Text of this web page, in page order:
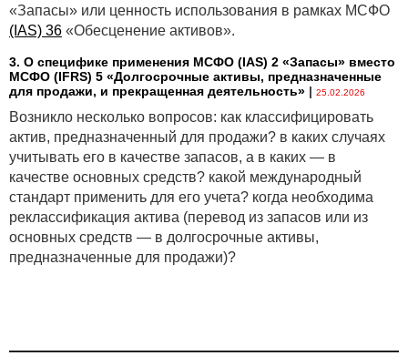
«Запасы» или ценность использования в рамках МСФО
(IAS) 36 «Обесценение активов».
3. О специфике применения МСФО (IАS) 2 «Запасы» вместо
МСФО (IFRS) 5 «Долгосрочные активы, предназначенные
для продажи, и прекращенная деятельность» | 25.02.2026
Возникло несколько вопросов: как классифицировать
актив, предназначенный для продажи? в каких случаях
учитывать его в качестве запасов, а в каких — в
качестве основных средств? какой международный
стандарт применить для его учета? когда необходима
реклассификация актива (перевод из запасов или из
основных средств — в долгосрочные активы,
предназначенные для продажи)?